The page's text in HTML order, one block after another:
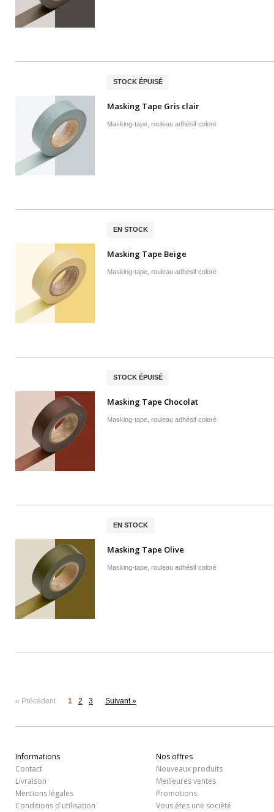
STOCK ÉPUISÉ
Masking Tape Gris clair
Masking-tape, rouleau adhésif coloré
EN STOCK
Masking Tape Beige
Masking-tape, rouleau adhésif coloré
STOCK ÉPUISÉ
Masking Tape Chocolat
Masking-tape, rouleau adhésif coloré
EN STOCK
Masking Tape Olive
Masking-tape, rouleau adhésif coloré
« Précédent 1 2 3 Suivant »
Informations
Contact
Livraison
Mentions légales
Conditions d'utilisation
Nos offres
Nouveaux produits
Meilleures ventes
Promotions
Vous êtes une société